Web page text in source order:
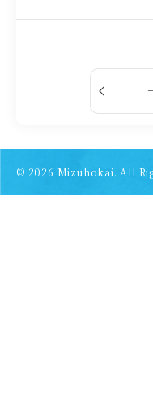
© 2026 Mizuhokai. All